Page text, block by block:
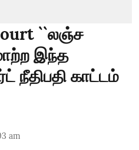
``லஞ்ச
இந்த
நீதிபதி காட்டம்
am